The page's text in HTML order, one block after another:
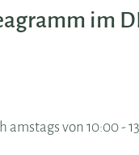
im
amstags von 10:00 -